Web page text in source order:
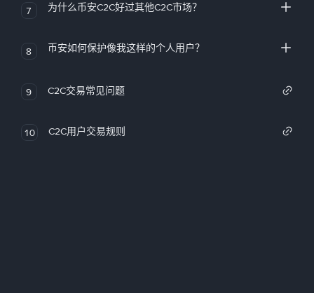
7 为什么币安C2C好过其他C2C市场？
8 币安如何保护像我这样的个人用户？
9 C2C交易常见问题
10 C2C用户交易规则